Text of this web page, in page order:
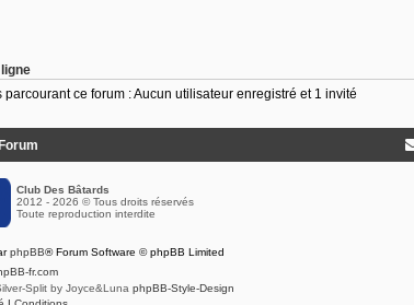
parcourant ce forum : Aucun utilisateur enregistré et 1 invité
Club Des Bâtards
2012 - 2026 © Tous droits réservés
Toute reproduction interdite
phpBB® Forum Software © phpBB Limited
fr.com
Split by Joyce&Luna phpBB-Style-Design